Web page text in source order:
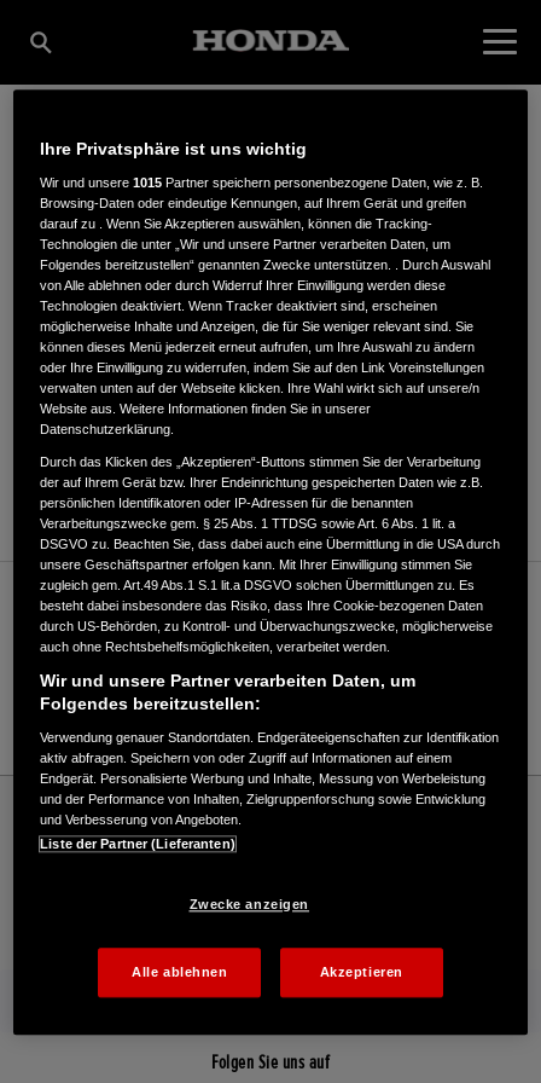
MEIFORT GMBH & CO.
KG - MARNE
Fahrstedter Westerdeich 22,25709,Diekhusen-Fahrstedt
ANFAHRTSBESCHREIBUNG ANFORDERN
Verkauf / Kundendienst
04851/95530
E-Mail
Honda
Industrie
Meifort GmbH & Co. KG - Marne - Industrial – Honda - HONDA Deutschland Offizielle
Website | The Power of Dreams
Mehr von Honda
Folgen Sie uns auf
Ihre Privatsphäre ist uns wichtig
Wir und unsere1015 Partner speichern personenbezogene Daten, wie z. B.
Browsing-Daten oder eindeutige Kennungen, auf Ihrem Gerät und greifen
darauf zu . Wenn Sie Akzeptieren auswählen, können die Tracking-
Technologien die unter „Wir und unsere Partner verarbeiten Daten, um
Folgendes bereitzustellen“ genannten Zwecke unterstützen. . Durch Auswahl
von Alle ablehnen oder durch Widerruf Ihrer Einwilligung werden diese
Technologien deaktiviert. Wenn Tracker deaktiviert sind, erscheinen
möglicherweise Inhalte und Anzeigen, die für Sie weniger relevant sind. Sie
können dieses Menü jederzeit erneut aufrufen, um Ihre Auswahl zu ändern
oder Ihre Einwilligung zu widerrufen, indem Sie auf den Link Voreinstellungen
verwalten unten auf der Webseite klicken. Ihre Wahl wirkt sich auf unsere/n
Website aus. Weitere Informationen finden Sie in unserer
Datenschutzerklärung.
Durch das Klicken des „Akzeptieren“-Buttons stimmen Sie der Verarbeitung
der auf Ihrem Gerät bzw. Ihrer Endeinrichtung gespeicherten Daten wie z.B.
persönlichen Identifikatoren oder IP-Adressen für die benannten
Verarbeitungszwecke gem. § 25 Abs. 1 TTDSG sowie Art. 6 Abs. 1 lit. a
DSGVO zu. Beachten Sie, dass dabei auch eine Übermittlung in die USA durch
unsere Geschäftspartner erfolgen kann. Mit Ihrer Einwilligung stimmen Sie
zugleich gem. Art.49 Abs.1 S.1 lit.a DSGVO solchen Übermittlungen zu. Es
besteht dabei insbesondere das Risiko, dass Ihre Cookie-bezogenen Daten
durch US-Behörden, zu Kontroll- und Überwachungszwecke, möglicherweise
auch ohne Rechtsbehelfsmöglichkeiten, verarbeitet werden.
Wir und unsere Partner verarbeiten Daten, um
Folgendes bereitzustellen:
Verwendung genauer Standortdaten. Endgeräteeigenschaften zur Identifikation
aktiv abfragen. Speichern von oder Zugriff auf Informationen auf einem
Endgerät. Personalisierte Werbung und Inhalte, Messung von Werbeleistung
und der Performance von Inhalten, Zielgruppenforschung sowie Entwicklung
und Verbesserung von Angeboten.
Liste der Partner (Lieferanten)
Zwecke anzeigen
Alle ablehnen Akzeptieren